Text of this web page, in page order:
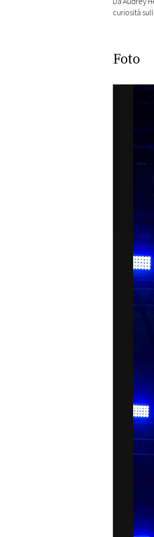
MONACO
CONSIGLIA
curiosità
Foto